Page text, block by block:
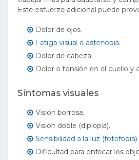
Este esfuerzo adicional puede
Dolor de ojos.
Fatiga visual o astenopia.
Dolor de cabeza.
Dolor o tensión en el cuello y
Síntomas visuales
Visión borrosa.
Visión doble (diplopía).
Sensibilidad a la luz (fotofobia).
Dificultad para enfocar los